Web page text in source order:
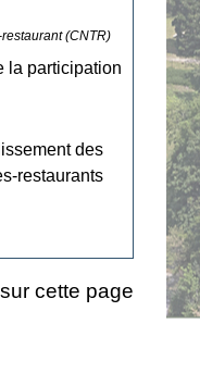
(CNTR)
la participation
des
restaurants
cette page